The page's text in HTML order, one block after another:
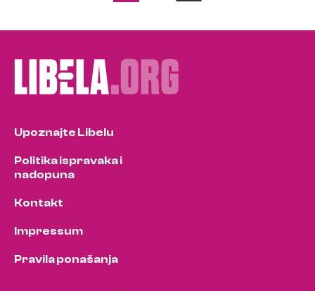
pagination
Upoznajte Libelu
Politika ispravaka i
nadopuna
Kontakt
Impressum
Pravila ponašanja